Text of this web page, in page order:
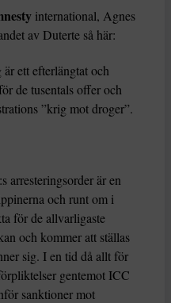
international, Agnes
av Duterte så här:
ett efterlängtat och
de tusentals offer och
”krig mot droger”.
arresteringsorder är en
och runt om i
för de allvarligaste
och kommer att ställas
sig. I en tid då allt för
gentemot ICC
sanktioner mot